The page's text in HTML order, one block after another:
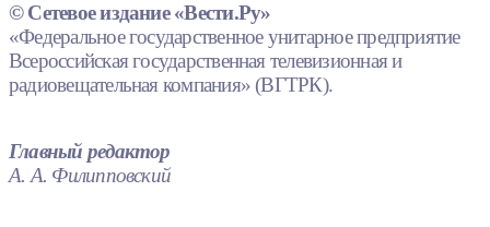
© Сетевое издание «Вести.Ру»
«Федеральное государственное унитарное предприятие
Всероссийская государственная телевизионная и
радиовещательная компания» (ВГТРК).
Главный редактор
А. А. Филипповский